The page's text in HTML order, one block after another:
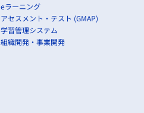
eラーニング
アセスメント・テスト (GMAP)
学習管理システム
組織開発・事業開発